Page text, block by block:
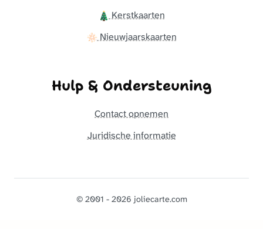
Kerstkaarten
Nieuwjaarskaarten
Hulp & Ondersteuning
Contact opnemen
Juridische informatie
© 2001 - 2026 joliecarte.com